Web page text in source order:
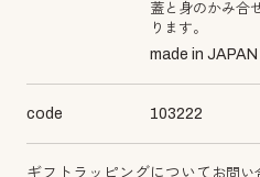
蓋と身のかみ合
ります。
made in JAPAN
code 103222
ギフトラッピングについて お問い